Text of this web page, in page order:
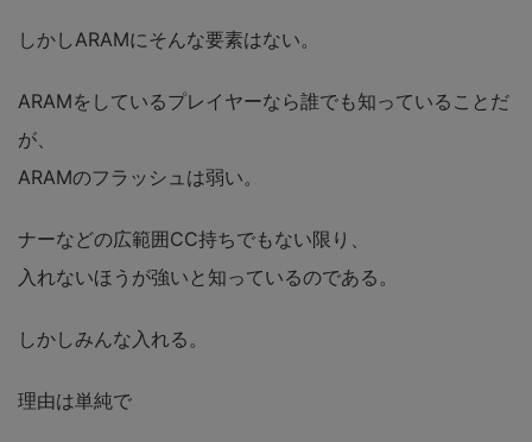
しかしARAMにそんな要素はない。
ARAMをしているプレイヤーなら誰でも知っていることだ
が、
ARAMのフラッシュは弱い。
ナーなどの広範囲CC持ちでもない限り、
入れないほうが強いと知っているのである。
しかしみんな入れる。
理由は単純で